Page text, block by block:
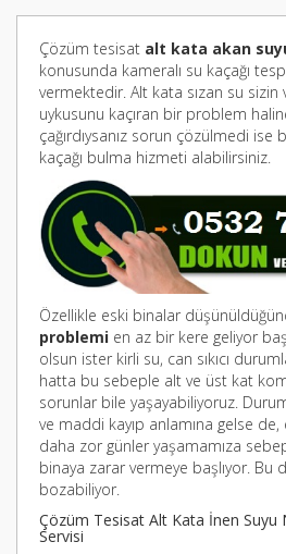
Çözüm tesisat alt kata akan
konusunda kameralı su kaçağı
vermektedir. Alt kata sızan su sizin
uykusunu kaçıran bir problem
çağırdıysanız sorun çözülmedi ise
kaçağı bulma hizmeti alabilirsiniz.
Özellikle eski binalar
problemi en az bir kere geliyor
olsun ister kirli su, can sıkıcı
hatta bu sebeple alt ve üst kat
sorunlar bile yaşayabiliyoruz.
ve maddi kayıp anlamına gelse
daha zor günler yaşamamıza
binaya zarar vermeye başlıyor. Bu
bozabiliyor.
Çözüm Tesisat Alt Kata İnen Suyu
Servisi